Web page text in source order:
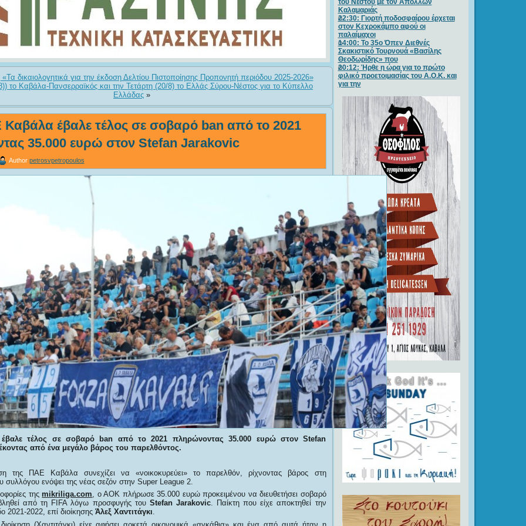
δικαιολογητικά για την έκδοση Δελτίου Πιστοποίησης Προπονητή περιόδου 2025-2026»
το Καβάλα-Πανσερραϊκός και την Τετάρτη (20/8) το Ελλάς Σύρου-Νέστος για το Κύπελλο
Ελλάδας »
έβαλε τέλος σε σοβαρό ban από το 2021
35.000 ευρώ στον Stefan Jarakovic
Author petrosvpetropoulos
τέλος σε σοβαρό ban από το 2021 πληρώνοντας 35.000 ευρώ στον Stefan
από ένα μεγάλο βάρος του παρελθόντος.
της ΠΑΕ Καβάλα συνεχίζει να «νοικοκυρεύει» το παρελθόν, ρίχνοντας βάρος στη
συλλόγου ενόψει της νέας σεζόν στην Super League 2.
τηςmikriliga.com, ο ΑΟΚ πλήρωσε 35.000 ευρώ προκειμένου να διευθετήσει σοβαρό
από τη FIFA λόγω προσφυγής τουStefan Jarakovic. Παίκτη που είχε αποκτηθεί την
2021-2022, επί διοίκησης Άλεξ Χαντιτάγκι.
του Νέστου με τον Απόλλων
Καλαμαριάς
22:30: Γιορτή ποδοσφαίρου έρχεται
στον Κεχροκάμπο αφού οι
παλαίμαχοι
14:00: Το 35ο Όπεν Διεθνές
Σκακιστικό Τουρνουά «Βασίλης
Θεοδωρίδης» που
20:12: Ήρθε η ώρα για το πρώτο
φιλικό προετοιμασίας του Α.Ο.Κ. και
για την